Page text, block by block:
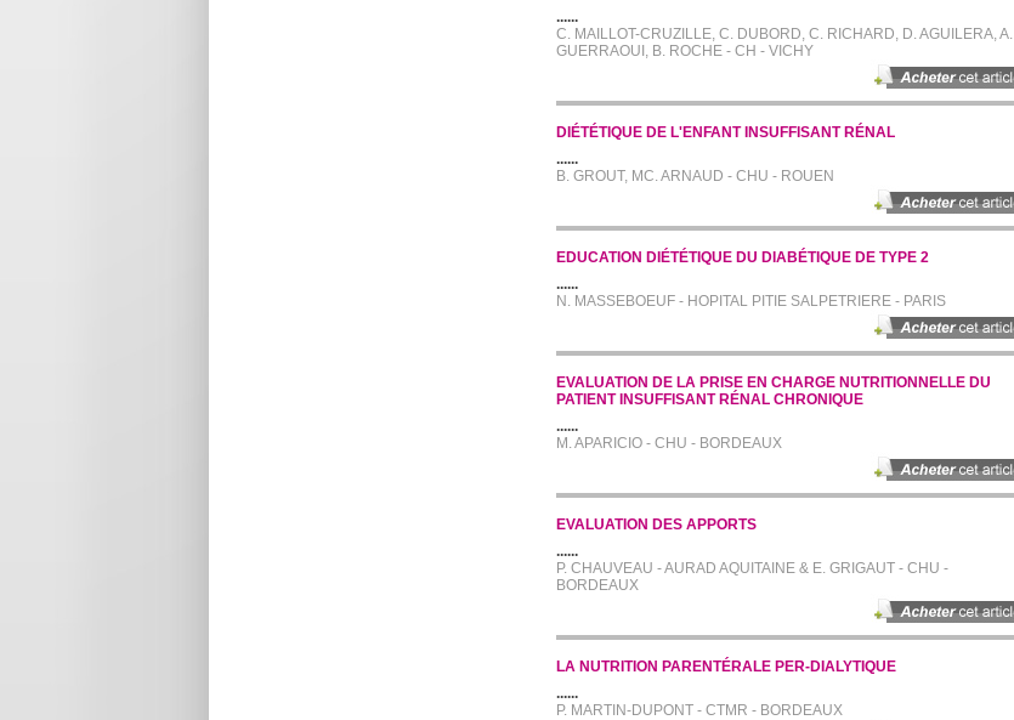
......
C. MAILLOT-CRUZILLE, C. DUBORD, C. RICHARD, D. AGUILERA, A.
GUERRAOUI, B. ROCHE - CH - VICHY
DIÉTÉTIQUE DE L'ENFANT INSUFFISANT RÉNAL
......
B. GROUT, MC. ARNAUD - CHU - ROUEN
EDUCATION DIÉTÉTIQUE DU DIABÉTIQUE DE TYPE 2
......
N. MASSEBOEUF - HOPITAL PITIE SALPETRIERE - PARIS
EVALUATION DE LA PRISE EN CHARGE NUTRITIONNELLE DU
PATIENT INSUFFISANT RÉNAL CHRONIQUE
......
M. APARICIO - CHU - BORDEAUX
EVALUATION DES APPORTS
......
P. CHAUVEAU - AURAD AQUITAINE & E. GRIGAUT - CHU -
BORDEAUX
LA NUTRITION PARENTÉRALE PER-DIALYTIQUE
......
P. MARTIN-DUPONT - CTMR - BORDEAUX